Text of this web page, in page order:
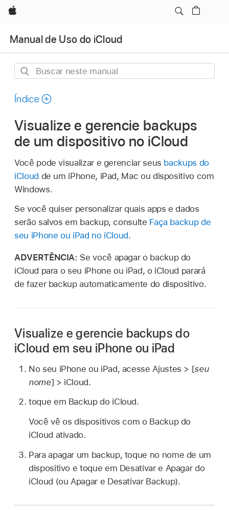
Apple
Manual de Uso do iCloud
Buscar
manual
Índice
Visualize e gerencie backups
de um dispositivo no iCloud
Você pode visualizar e gerenciar seus backups do
iCloud de um iPhone, iPad, Mac ou dispositivo com
Windows.
Se você quiser personalizar quais apps e dados
serão salvos em backup, consulte Faça backup de
seu iPhone ou iPad no iCloud.
ADVERTÊNCIA: Se você apagar o backup do
iCloud para o seu iPhone ou iPad, o iCloud parará
de fazer backup automaticamente do dispositivo.
Visualize e gerencie backups do
iCloud em seu iPhone ou iPad
No seu iPhone ou iPad, acesse Ajustes > [seu
nome] > iCloud.
toque em Backup do iCloud.
Você vê os dispositivos com o Backup do
iCloud ativado.
Para apagar um backup, toque no nome de um
dispositivo e toque em Desativar e Apagar do
iCloud (ou Apagar e Desativar Backup).